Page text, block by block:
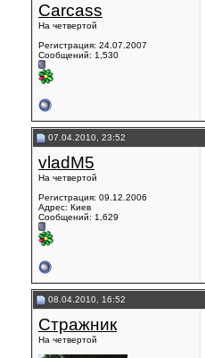
Carcass
На четвертой
Регистрация: 24.07.2007
Сообщений: 1,530
07.04.2010, 23:52
vladM5
На четвертой
Регистрация: 09.12.2006
Адрес: Киев
Сообщений: 1,629
08.04.2010, 16:52
Стражник
На четвертой